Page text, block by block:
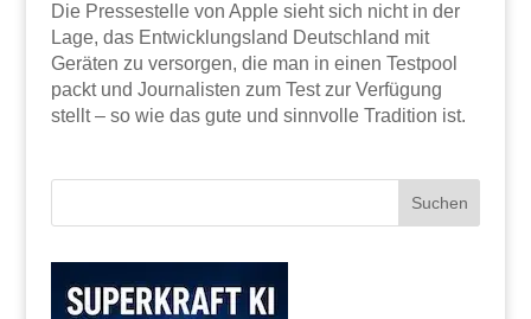
Die Pressestelle von Apple sieht sich nicht in der
Lage, das Entwicklungsland Deutschland mit
Geräten zu versorgen, die man in einen Testpool
packt und Journalisten zum Test zur Verfügung
stellt – so wie das gute und sinnvolle Tradition ist.